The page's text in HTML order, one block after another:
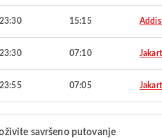
23:30 15:15
23:30 07:10
23:55 07:05
savršeno putovanje